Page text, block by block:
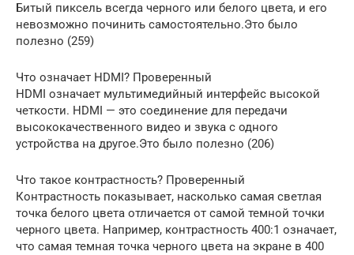
Битый пиксель всегда черного или белого цвета, и его
невозможно починить самостоятельно.Это было
полезно (259)
Что означает HDMI? Проверенный
HDMI означает мультимедийный интерфейс высокой
четкости. HDMI — это соединение для передачи
высококачественного видео и звука с одного
устройства на другое.Это было полезно (206)
Что такое контрастность? Проверенный
Контрастность показывает, насколько самая светлая
точка белого цвета отличается от самой темной точки
черного цвета. Например, контрастность 400:1 означает,
что самая темная точка черного цвета на экране в 400